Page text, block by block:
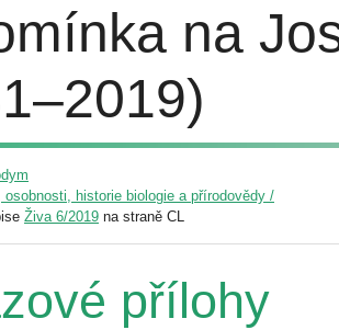
na
historie biologie a přírodovědy /
Živa 6/2019 na straně CL
přílohy